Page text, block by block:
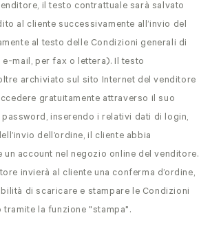
il testo contrattuale sarà salvato
al cliente successivamente all’invio del
al testo delle Condizioni generali di
mail, per fax o lettera). Il testo
archiviato sul sito Internet del venditore
gratuitamente attraverso il suo
inserendo i relativi dati di login,
dell’ordine, il cliente abbia
un account nel negozio online del venditore.
invierà al cliente una conferma d’ordine,
di scaricare e stampare le Condizioni
la funzione "stampa".